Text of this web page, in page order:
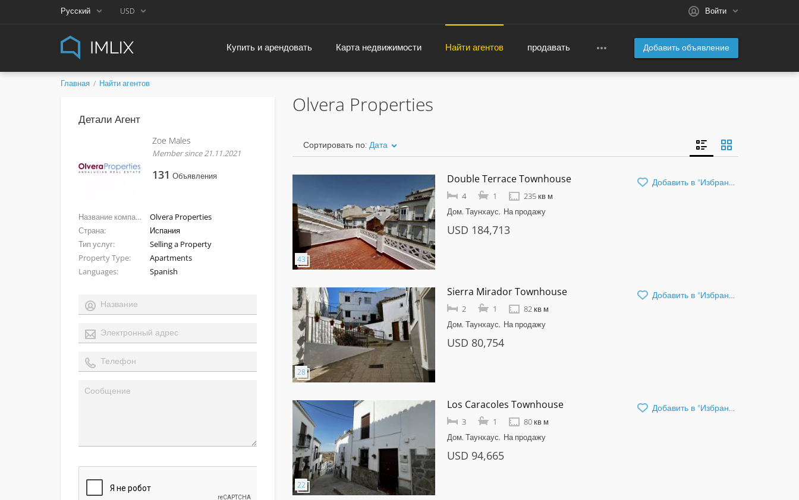
Русский USD Войти
Добавить объявление
Купить и арендовать Карта недвижимости Найти агентов продавать
Главная Найти агентов
Детали Агент
Zoe Males
Member since 21.11.2021
131 Объявления
Название компании
Olvera Properties
Страна
Испания
Тип услуг
Selling a Property
Property Type
Apartments
Languages
Spanish
Olvera Properties
Сортировать по: Дата
Добавить в "Избранное"
Double Terrace Townhouse
4 1
235 кв м
Дом, Таунхаус На продажу
USD 184,713
Добавить в "Избранное"
Sierra Mirador Townhouse
2 1
82 кв м
Дом, Таунхаус На продажу
USD 80,754
Добавить в "Избранное"
Los Caracoles Townhouse
3 1
80 кв м
Дом, Таунхаус На продажу
USD 94,665